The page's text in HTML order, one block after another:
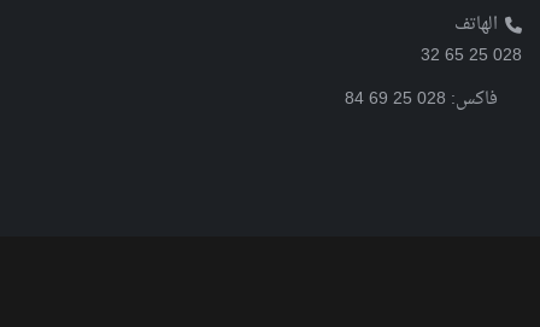
الهاتف
028 25 65 32
فاكس: 028 25 69 84